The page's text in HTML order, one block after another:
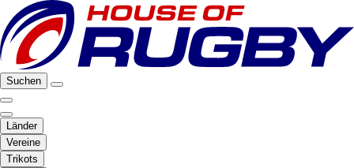
Suchen
Länder
Vereine
Trikots